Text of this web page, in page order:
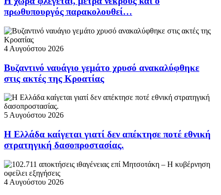
πρωθυπουργός παρακολουθεί…
4 Αυγούστου 2026
Βυζαντινό ναυάγιο γεμάτο χρυσό ανακαλύφθηκε
στις ακτές της Κροατίας
5 Αυγούστου 2026
Η Ελλάδα καίγεται γιατί δεν απέκτησε ποτέ εθνική
στρατηγική δασοπροστασίας.
4 Αυγούστου 2026